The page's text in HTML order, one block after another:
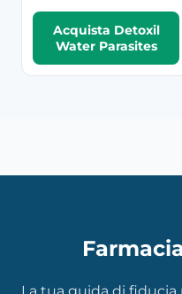
Acquista Detoxil
Water Parasites